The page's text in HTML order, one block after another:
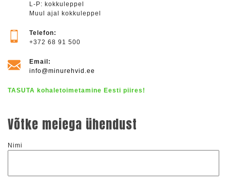
L-P: kokkuleppel
Muul ajal kokkuleppel
Telefon:
+372 68 91 500
Email:
info@minurehvid.ee
TASUTA kohaletoimetamine Eesti piires!
Võtke meiega ühendust
Nimi